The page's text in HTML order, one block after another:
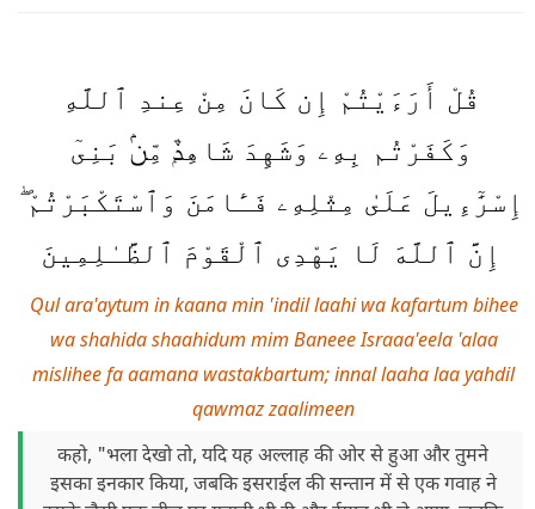
قُلْ أَرَءَيْتُمْ إِن كَانَ مِنْ عِندِ ٱللَّهِ
وَكَفَرْتُم بِهِۦ وَشَهِدَ شَاهِدٌۭ مِّنۢ بَنِىٓ
إِسْرَٰٓءِيلَ عَلَىٰ مِثْلِهِۦ فَـَٔامَنَ وَٱسْتَكْبَرْتُمْ ۖ
إِنَّ ٱللَّهَ لَا يَهْدِى ٱلْقَوْمَ ٱلظَّـٰلِمِينَ
Qul ara'aytum in kaana min 'indil laahi wa kafartum bihee
wa shahida shaahidum mim Baneee Israaa'eela 'alaa
mislihee fa aamana wastakbartum; innal laaha laa yahdil
qawmaz zaalimeen
कहो, "भला देखो तो, यदि यह अल्लाह की ओर से हुआ और तुमने
इसका इनकार किया, जबकि इसराईल की सन्तान में से एक गवाह ने